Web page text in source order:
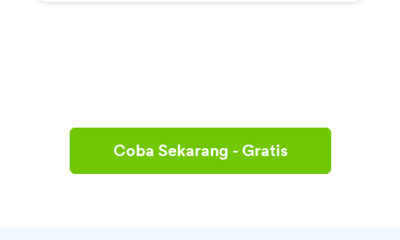
Coba Sekarang - Gratis